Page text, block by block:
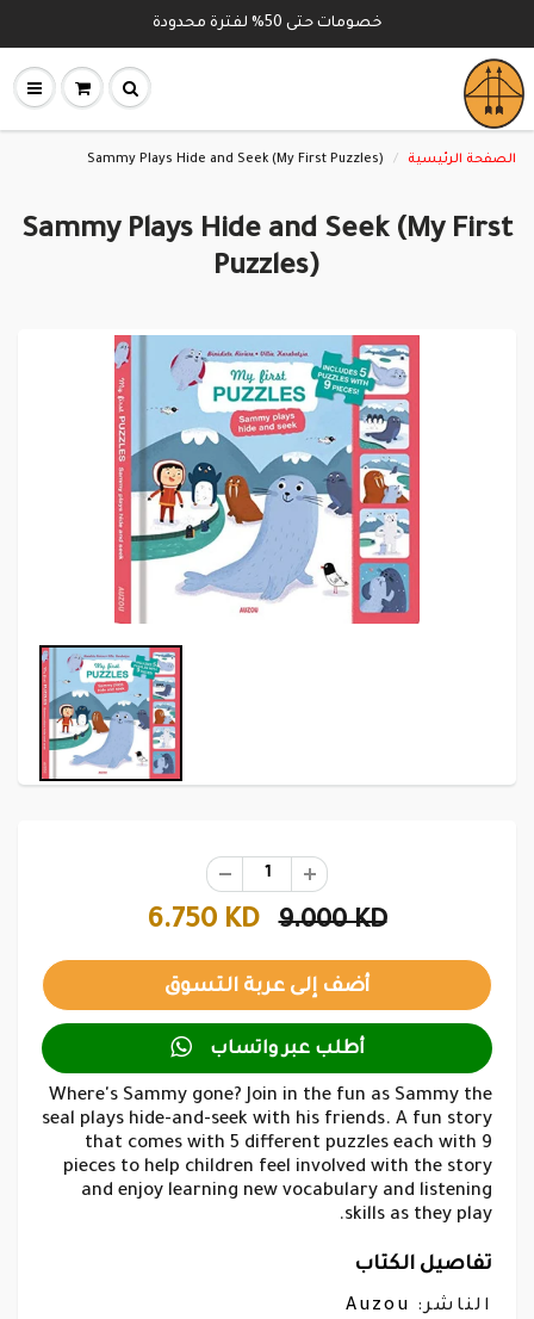
خصومات حتى 50% لفترة محدودة
الصفحة الرئيسية Sammy Plays Hide and Seek (My First Puzzles)
Sammy Plays Hide and Seek (My First
Puzzles)
6.750 KD 9.000 KD
 أطلب عبر واتساب
Where's Sammy gone? Join in the fun as Sammy the
seal plays hide-and-seek with his friends. A fun story
that comes with 5 different puzzles each with 9
pieces to help children feel involved with the story
and enjoy learning new vocabulary and listening
skills as they play.
تفاصيل الكتاب
الناشر: Auzou